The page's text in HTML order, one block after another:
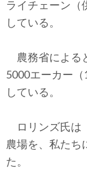
ライチェーン（
している。
農務省による
5000エーカー
している。
ロリンズ氏は
農場を、私たち
た。